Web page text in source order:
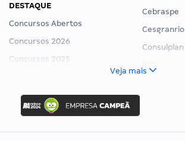
DESTAQUE
Concursos Abertos
Concursos 2026
Concursos 2025
Concurso Nacional Unificado
Concurso Ibama
Concurso MPU
Editais publicados
Cebraspe
Cesgranrio
Consulplan
Veja mais